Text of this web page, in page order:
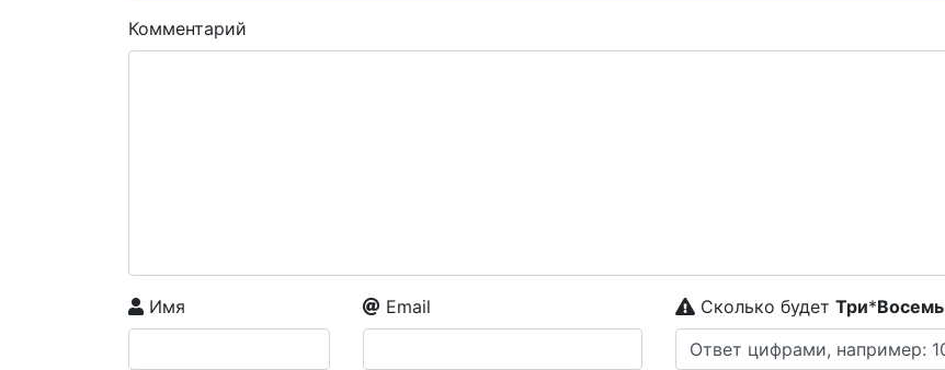
Комментарий
Имя Email Сколько будет Tpи*Boceмь